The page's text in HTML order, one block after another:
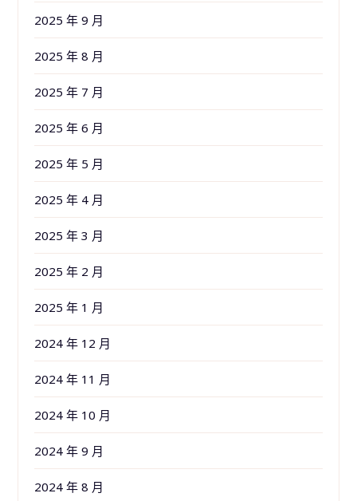
2025 年 9 月
2025 年 8 月
2025 年 7 月
2025 年 6 月
2025 年 5 月
2025 年 4 月
2025 年 3 月
2025 年 2 月
2025 年 1 月
2024 年 12 月
2024 年 11 月
2024 年 10 月
2024 年 9 月
2024 年 8 月